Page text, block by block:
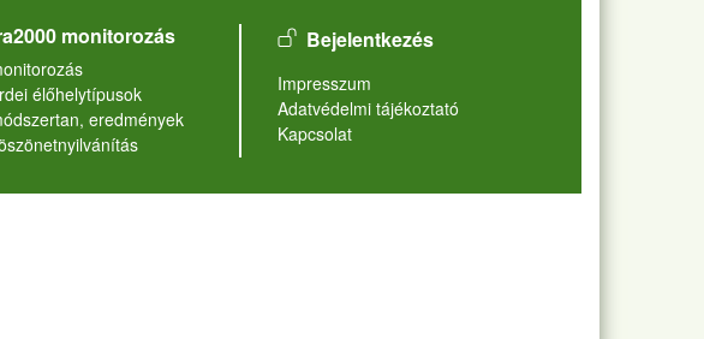
monitorozás
élőhelytípusok
eredmények
User account menu
Bejelentkezés
Lábléc
Impresszum
Adatvédelmi tájékoztató
Kapcsolat